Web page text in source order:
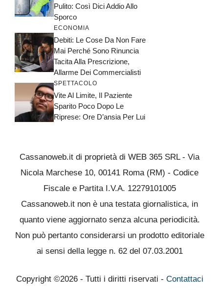
Pulito: Così Dici Addio Allo
Sporco
ECONOMIA
Debiti: Le Cose Da Non Fare
Mai Perché Sono Rinuncia
Tacita Alla Prescrizione,
Allarme Dei Commercialisti
SPETTACOLO
Vite Al Limite, Il Paziente
Sparito Poco Dopo Le
Riprese: Ore D’ansia Per Lui
Cassanoweb.it di proprietà di WEB 365 SRL - Via
Nicola Marchese 10, 00141 Roma (RM) - Codice
Fiscale e Partita I.V.A. 12279101005
Cassanoweb.it non è una testata giornalistica, in
quanto viene aggiornato senza alcuna periodicità.
Non può pertanto considerarsi un prodotto editoriale
ai sensi della legge n. 62 del 07.03.2001
Copyright ©2026 - Tutti i diritti riservati - Contattaci